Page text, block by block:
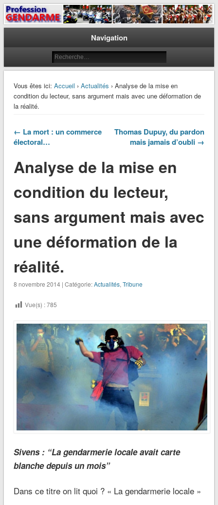
Profession Gendarme
Le journal des gendarmes
Navigation
Vous êtes ici: Accueil › Actualités › Analyse de la mise en
condition du lecteur, sans argument mais avec une déformation de
la réalité.
← La mort : un commerce
électoral…
Thomas Dupuy, du pardon
mais jamais d’oubli →
Analyse de la mise en
condition du lecteur,
sans argument mais avec
une déformation de la
réalité.
8 novembre 2014 | Catégorie:Actualités, Tribune
Vue(s) :785
Sivens : “La gendarmerie locale avait carte
blanche depuis un mois”
Dans ce titre on lit quoi ? « La gendarmerie locale »